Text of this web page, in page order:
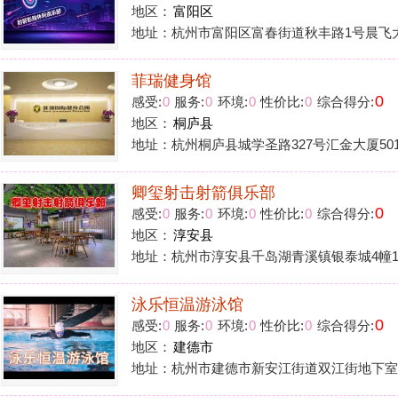
感受: 0 服务: 0 环境:0性价比:
地区：淳安县
泳乐恒温游泳馆
感受: 0服务: 0 环境: 0 性价比:0 综合得分:0
地区：建德市
地址：杭州市建德市新安江街道双江街地下室1号B区
极客卡丁(青山湖宝龙店)
感受: 0服务:0环境:0性价比:0综合得分:
地区：临安区
地址：杭州市临安区科技大道2588号青山湖宝龙广场M-F3-002
鸣翠蓝湾
感受:0服务:0环境:0性价比:0综合得分:0
地区： 富阳区
地址：杭州市富阳区银湖街道九龙大道188号三江
文豪武杰俱乐部
感受: 服务: 环境: 0性价比:0 综合得分: 0
地区：余杭区